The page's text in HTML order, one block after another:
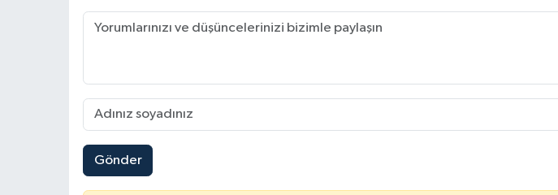
Gönder